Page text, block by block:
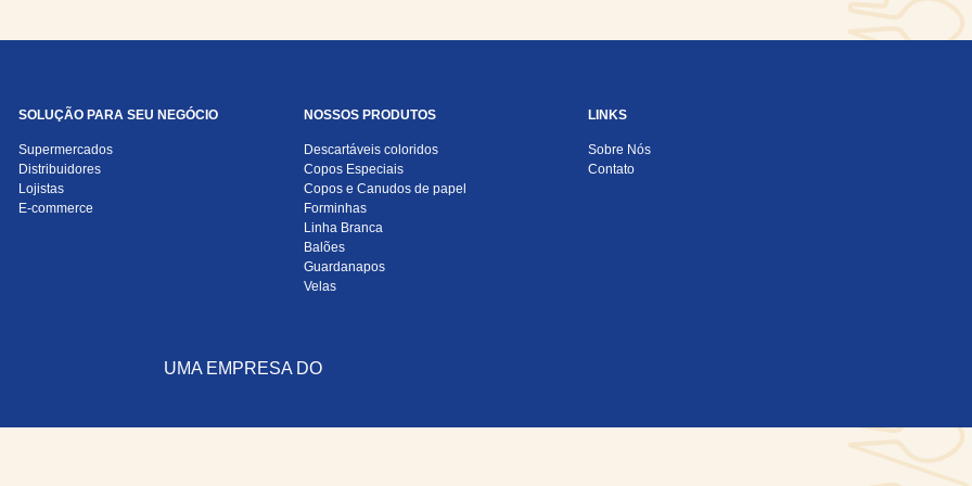
SOLUÇÃO PARA SEU NEGÓCIO
Supermercados
Distribuidores
Lojistas
E-commerce
NOSSOS PRODUTOS
Descartáveis coloridos
Copos Especiais
Copos e Canudos de papel
Forminhas
Linha Branca
Balões
Guardanapos
Velas
LINKS
Sobre Nós
Contato
UMA EMPRESA DO